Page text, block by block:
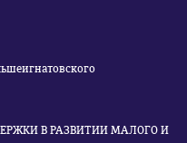
В РАЗВИТИИ МАЛОГО И